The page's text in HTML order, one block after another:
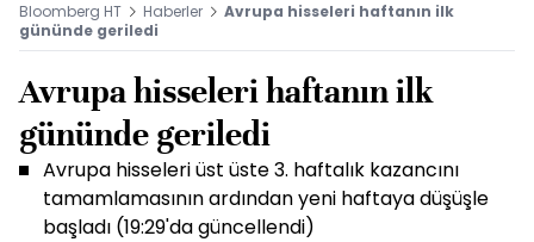
Bloomberg HT Haberler
Avrupa hisseleri haftanın ilk
gününde geriledi
Avrupa hisseleri haftanın ilk
gününde geriledi
Avrupa hisseleri üst üste 3. haftalık kazancını
tamamlamasının ardından yeni haftaya düşüşle
başladı (19:29'da güncellendi)